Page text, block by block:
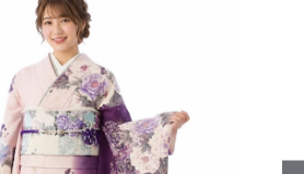
法人・グループの
お客様はこちら